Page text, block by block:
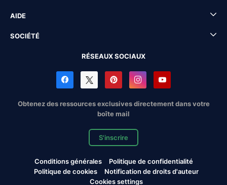
AIDE
SOCIÉTÉ
RÉSEAUX SOCIAUX
Obtenez des ressources exclusives directement dans votre
boîte mail
S'inscrire
Conditions générales
Politique de confidentialité
Politique de cookies
Notification de droits d'auteur
Cookies settings